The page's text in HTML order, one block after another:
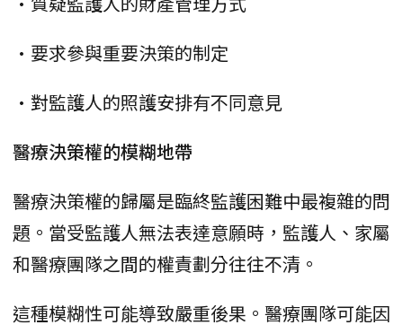
•要求參與重要決策的制定
•對監護人的照護安排有不同意見
醫療決策權的模糊地帶
醫療決策權的歸屬是臨終監護困難中最複雜的問
題。當受監護人無法表達意願時，監護人、家屬
和醫療團隊之間的權責劃分往往不清。
這種模糊性可能導致嚴重後果。醫療團隊可能因